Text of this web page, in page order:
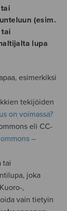
(esim.
lupa
esimerkiksi
tekijöiden
on voimassa?
eli CC-
–
tai
joka
,
vain tietyin